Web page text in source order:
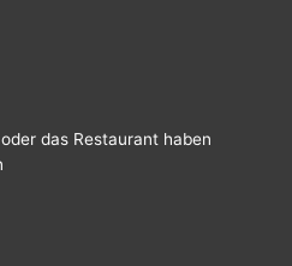
das Restaurant haben